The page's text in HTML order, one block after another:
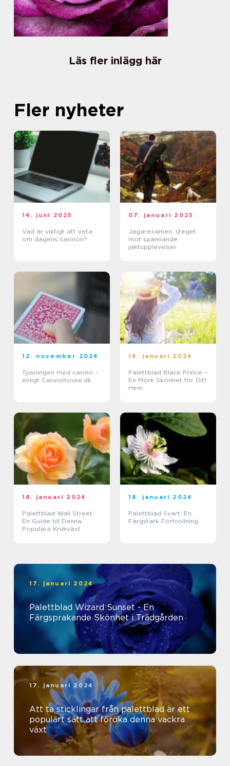
Läs fler inlägg här
Fler nyheter
14. juni 2025
Vad är viktigt att veta
om dagens casinon?
07. januari 2025
Jägarexamen: steget
mot spännande
jaktupplevelser
12. november 2024
Tjusningen med casino –
enligt Casinohouse.dk
18. januari 2024
Palettblad Black Prince –
En Mörk Skönhet för Ditt
Hem
18. januari 2024
Palettblad Wall Street:
En Guide till Denna
Populära Krukväxt
18. januari 2024
Palettblad Svart: En
Färgstark Förtrollning
17. januari 2024
Palettblad Wizard Sunset - En
Färgsprakande Skönhet i Trädgården
17. januari 2024
Att ta sticklingar från palettblad är ett
populärt sätt att föröka denna vackra
växt